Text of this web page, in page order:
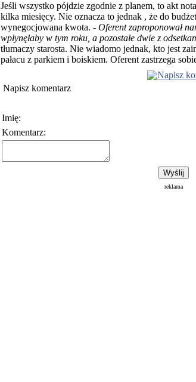
Jeśli wszystko pójdzie zgodnie z planem, to akt
kilka miesięcy. Nie oznacza to jednak , że do
wynegocjowana kwota. - Oferent zaproponował
wpłynęłaby w tym roku, a pozostałe dwie z
tłumaczy starosta. Nie wiadomo jednak, kto jest
pałacu z parkiem i boiskiem. Oferent zastrzega
Napisz
Napisz komentarz
Imię:
Komentarz:
reklama